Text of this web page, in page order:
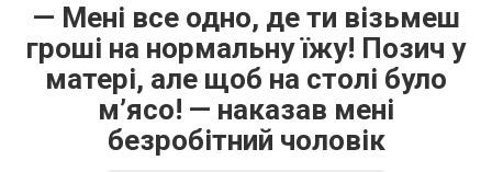
— Мені все одно, де ти візьмеш
гроші на нормальну їжу! Позич у
матері, але щоб на столі було
м’ясо! — наказав мені
безробітний чоловік